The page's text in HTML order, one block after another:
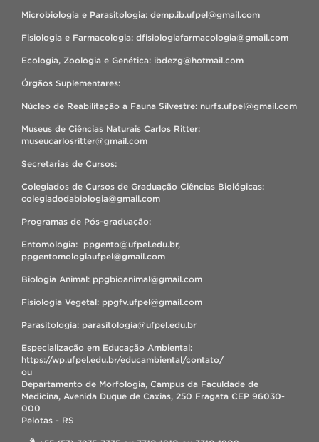
Microbiologia e Parasitologia: demp.ib.ufpel@gmail.com
Fisiologia e Farmacologia: dfisiologiafarmacologia@gmail.com
Ecologia, Zoologia e Genética: ibdezg@hotmail.com
Órgãos Suplementares:
Núcleo de Reabilitação a Fauna Silvestre: nurfs.ufpel@gmail.com
Museus de Ciências Naturais Carlos Ritter:
museucarlosritter@gmail.com
Secretarias de Cursos:
Colegiados de Cursos de Graduação Ciências Biológicas:
colegiadodabiologia@gmail.com
Programas de Pós-graduação:
Entomologia: ppgento@ufpel.edu.br,
ppgentomologiaufpel@gmail.com
Biologia Animal: ppgbioanimal@gmail.com
Fisiologia Vegetal: ppgfv.ufpel@gmail.com
Parasitologia: parasitologia@ufpel.edu.br
Especialização em Educação Ambiental:
https://wp.ufpel.edu.br/educambiental/contato/
ou
Departamento de Morfologia, Campus da Faculdade de
Medicina, Avenida Duque de Caxias, 250 Fragata CEP 96030-
000
Pelotas - RS